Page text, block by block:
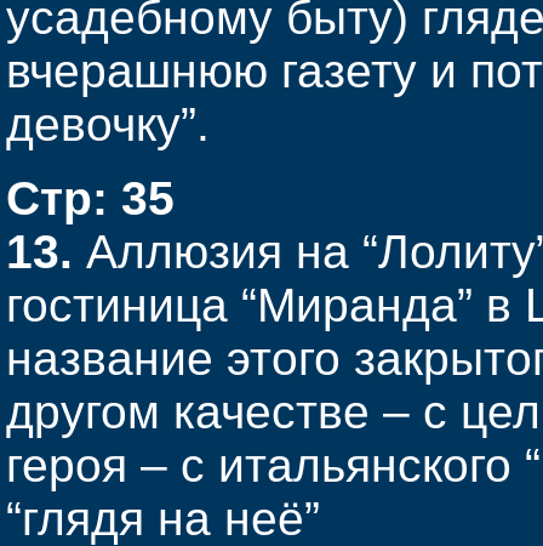
усадебному быту)
вчерашнюю газету и
девочку”.
Стр: 35
13. Аллюзия на
гостиница “Миранда”
название этого
другом качестве – с
героя – с
“глядя на неё”